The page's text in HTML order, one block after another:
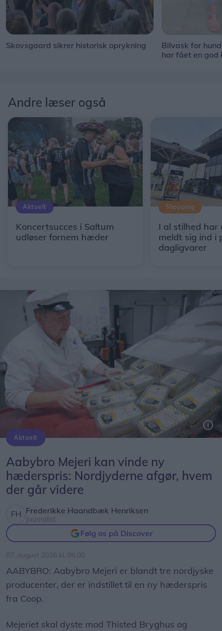
Skovsgaard sikrer historisk oprykning
Bilvask for
har fået en god
Andre læser også
Aktuelt
Koncertsucces i Saltum
udløser fornem hæder
Shopping
I al stilhed har
meldt sig ind i
dagligvarer
Aktuelt
Aabybro Mejeri kan vinde ny
hæderspris: Nordjyderne afgør, hvem
der går videre
Frederikke Haandbæk Henriksen
Journalist
Følg os på Discover
07. august 2026 kl. 06.00
AABYBRO: Aabybro Mejeri er blandt tre nordjyske
producenter, der er indstillet til en ny hæderspris
fra Coop.
Mejeriet skal dyste mod Thisted Bryghus og